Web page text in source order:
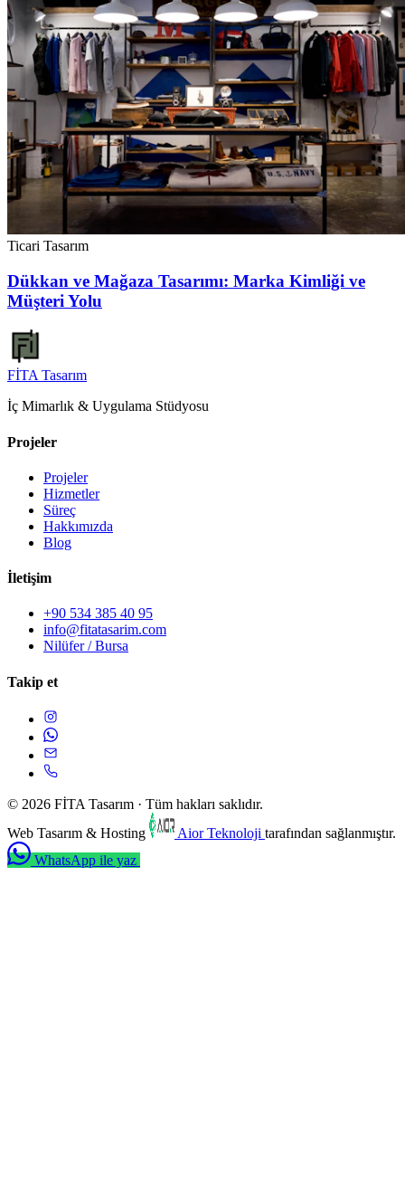
Ticari Tasarım
Dükkan ve Mağaza Tasarımı: Marka Kimliği ve
Müşteri Yolu
FİTA Tasarım
İç Mimarlık & Uygulama Stüdyosu
Projeler
Projeler
Hizmetler
Süreç
Hakkımızda
Blog
İletişim
+90 534 385 40 95
info@fitatasarim.com
Nilüfer / Bursa
Takip et
© 2026 FİTA Tasarım · Tüm hakları saklıdır.
Web Tasarım & Hosting
Aior Teknoloji tarafından sağlanmıştır.
WhatsApp ile yaz